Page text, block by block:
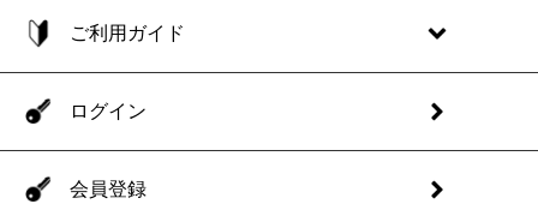
ご利用ガイド
ログイン
会員登録